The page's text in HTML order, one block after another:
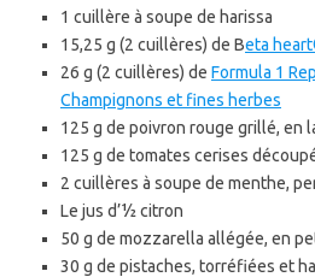
1 cuillère à soupe de harissa
15,25 g (2 cuillères) de Beta
26 g (2 cuillères) de Formula 1
Champignons et fines herbes
125 g de poivron rouge grillé, en
125 g de tomates cerises
2 cuillères à soupe de menthe,
Le jus d’1⁄2 citron
50 g de mozzarella allégée, en
30 g de pistaches, torréfiées et